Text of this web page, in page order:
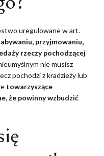
uregulowane w art.
przyjmowaniu,
rzeczy pochodzącej
nie musisz
pochodzi z kradzieży lub
towarzyszące
że powinny wzbudzić